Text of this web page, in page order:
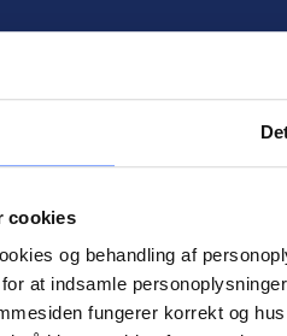
cookies
og behandling af
at indsamle
fungerer korrekt og